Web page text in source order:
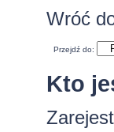
Wróć
Przejdź do:
Kto